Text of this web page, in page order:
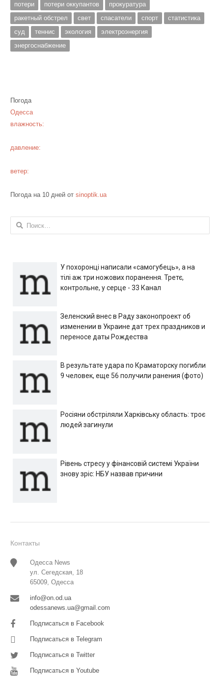
потери
потери оккупантов
прокуратура
ракетный обстрел
свет спасатели спорт
статистика
суд
теннис экология
электроэнергия
энергоснабжение
Погода
Одесса
влажность:
давление:
ветер:
Погода на 10 дней от sinoptik.ua
Найти:
У похоронці написали «самогубець», а на
тілі аж три ножових поранення. Третє,
контрольне, у серце - 33 Канал
Зеленский внес в Раду законопроект об
изменении в Украине дат трех праздников и
переносе даты Рождества
В результате удара по Краматорску погибли
9 человек, еще 56 получили ранения (фото)
Росіяни обстріляли Харківську область: троє
людей загинули
Рівень стресу у фінансовій системі України
знову зріс: НБУ назвав причини
Контакты
Одесса News
ул. Сегедская, 18
65009, Одесса
info@on.od.ua
odessanews.ua@gmail.com
Подписаться в Facebook
Подписаться в Telegram
Подписаться в Twitter
Подписаться в Youtube